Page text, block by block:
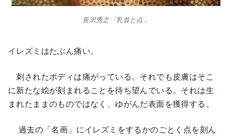
長沢秀之「乳首と点」
イレズミはたぶん痛い。
刺されたボディは痛がっている。それでも皮膚はそこ
に新たな絵が刻まれることを待ち望んでいる。それは生
まれたままのものではなく、ゆがんだ表面を獲得する。
過去の「名画」にイレズミをするかのごとく点を刻ん